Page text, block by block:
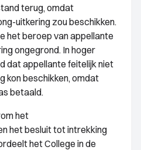
terug, omdat
uitkering zou beschikken.
het beroep van appellante
ongegrond. In hoger
dat appellante feitelijk niet
kon beschikken, omdat
betaald.
het
het besluit tot intrekking
het College in de